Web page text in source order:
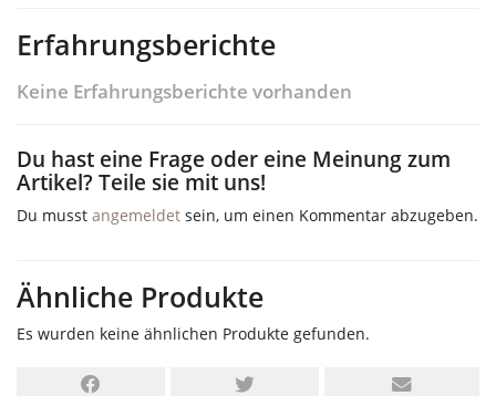
Erfahrungsberichte
Keine Erfahrungsberichte vorhanden
Du hast eine Frage oder eine Meinung zum
Artikel? Teile sie mit uns!
Du musst angemeldet sein, um einen Kommentar abzugeben.
Ähnliche Produkte
Es wurden keine ähnlichen Produkte gefunden.